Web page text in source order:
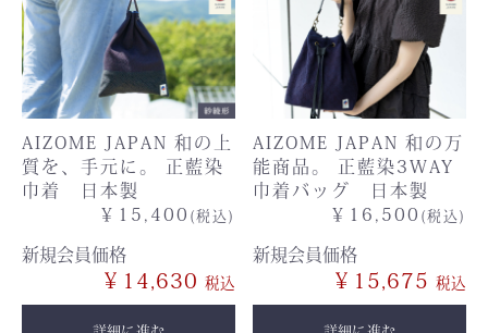
AIZOME JAPAN 和の上
質を、手元に。 正藍染
巾着 日本製
￥15,400 (税込)
新規会員価格
￥14,630
AIZOME JAPAN 和の万
能商品。 正藍染3WAY
巾着バッグ 日本製
￥16,500 (税込)
新規会員価格
￥15,675